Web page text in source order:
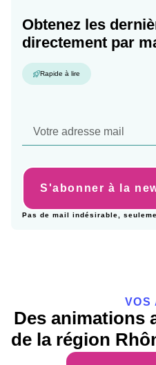
Obtenez les
directement par
Rapide à lire
S'abonner à la
Pas de mail indésirable,
VOS
Des animations
de la région